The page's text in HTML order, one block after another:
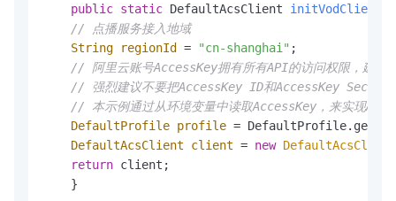
public static DefaultAcsClient initVodClient
// 点播服务接入地域
String
regionId = "cn-shanghai" ;
// 阿里云账号AccessKey拥有所有API的访问权限，建议
// 强烈建议不要把AccessKey ID和AccessKey Secret保
// 本示例通过从环境变量中读取AccessKey，来实现API访
DefaultProfile profile =
DefaultAcsClient
client = new DefaultAcsClient
return client;
    }